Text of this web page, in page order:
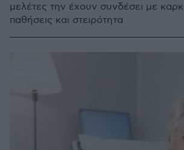
μελέτες την έχουν συνδέσει με
παθήσεις και στειρότητα